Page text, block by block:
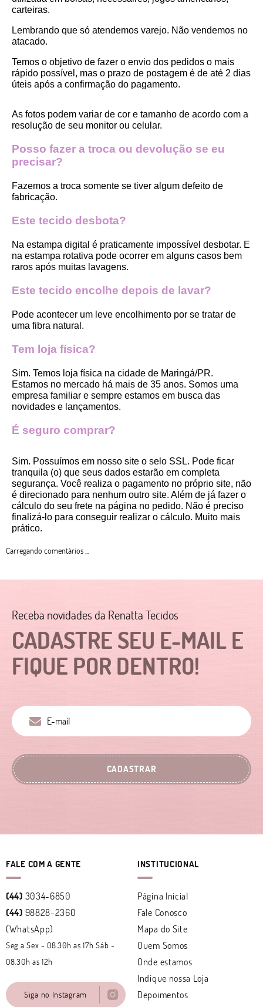
carteiras.
Lembrando que só atendemos varejo. Não vendemos no
atacado.
Temos o objetivo de fazer o envio dos pedidos o mais
rápido possível, mas o prazo de postagem é de até 2 dias
úteis após a confirmação do pagamento.
As fotos podem variar de cor e tamanho de acordo com a
resolução de seu monitor ou celular.
Posso fazer a troca ou devolução se eu
precisar?
Fazemos a troca somente se tiver algum defeito de
fabricação.
Este tecido desbota?
Na estampa digital é praticamente impossível desbotar. E
na estampa rotativa pode ocorrer em alguns casos bem
raros após muitas lavagens.
Este tecido encolhe depois de lavar?
Pode acontecer um leve encolhimento por se tratar de
uma fibra natural.
Tem loja física?
Sim. Temos loja física na cidade de Maringá/PR.
Estamos no mercado há mais de 35 anos. Somos uma
empresa familiar e sempre estamos em busca das
novidades e lançamentos.
É seguro comprar?
Sim. Possuímos em nosso site o selo SSL. Pode ficar
tranquila (o) que seus dados estarão em completa
segurança. Você realiza o pagamento no próprio site, não
é direcionado para nenhum outro site. Além de já fazer o
cálculo do seu frete na página no pedido. Não é preciso
finalizá-lo para conseguir realizar o cálculo. Muito mais
prático.
Carregando comentários ...
CADASTRE SEU E-MAIL E
FIQUE POR DENTRO!
Receba novidades da Renatta Tecidos
CADASTRAR
FALE COM A GENTE
(44) 3034-6850
(44) 98828-2360
(WhatsApp)
Seg a Sex - 08.30h as 17h Sáb -
08.30h as 12h
Siga no Instagram
INSTITUCIONAL
Página Inicial
Fale Conosco
Mapa do Site
Quem Somos
Onde estamos
Indique nossa Loja
Depoimentos